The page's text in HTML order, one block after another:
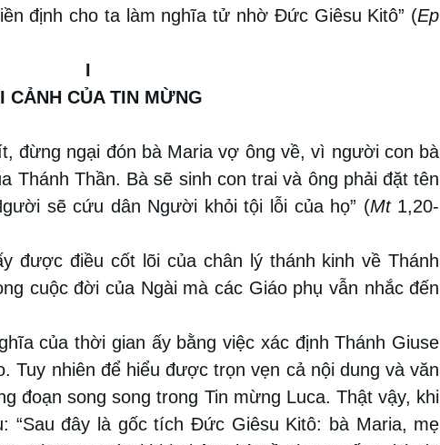
định cho ta làm nghĩa tử nhờ Ðức Giêsu Kitô” (Ep
I
CẢNH CỦA TIN MỪNG
đừng ngại đón bà Maria vợ ông về, vì người con bà
Thánh Thần. Bà sẽ sinh con trai và ông phải đặt tên
sẽ cứu dân Người khỏi tội lỗi của họ” (Mt1,20-
được điều cốt lõi của chân lý thánh kinh về Thánh
cuộc đời của Ngài mà các Giáo phụ vẫn nhắc đến
của thời gian ấy bằng việc xác định Thánh Giuse
Tuy nhiên để hiểu được trọn vẹn cả nội dung và văn
đoạn song song trong Tin mừng Luca. Thật vậy, khi
“Sau đây là gốc tích Ðức Giêsu Kitô: bà Maria, mẹ